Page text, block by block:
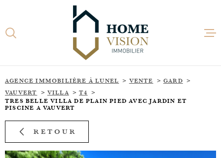
la
recherche
menu
principal
contenu
AGENCE IMMOBILIÈRE À LUNEL VENTE
GARD
VAUVERT
VILLA
T4
TRES BELLE VILLA DE PLAIN PIED AVEC JARDIN ET
PISCINE A VAUVERT
RETOUR